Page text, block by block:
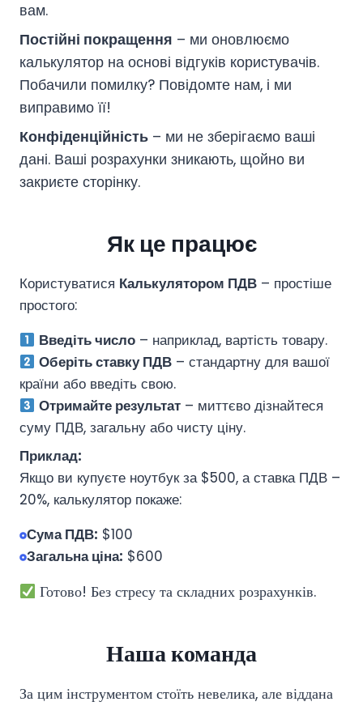
вам.
Постійні покращення – ми оновлюємо
калькулятор на основі відгуків користувачів.
Побачили помилку? Повідомте нам, і ми
виправимо її!
Конфіденційність – ми не зберігаємо ваші
дані. Ваші розрахунки зникають, щойно ви
закриєте сторінку.
Як це працює
Користуватися Калькулятором ПДВ – простіше
простого:
Введіть число – наприклад, вартість товару.
Оберіть ставку ПДВ – стандартну для вашої
країни або введіть свою.
Отримайте результат – миттєво дізнайтеся
суму ПДВ, загальну або чисту ціну.
Приклад:
Якщо ви купуєте ноутбук за $500, а ставка ПДВ –
20%, калькулятор покаже:
Сума ПДВ: $100
Загальна ціна: $600
Готово! Без стресу та складних розрахунків.
Наша команда
За цим інструментом стоїть невелика, але віддана